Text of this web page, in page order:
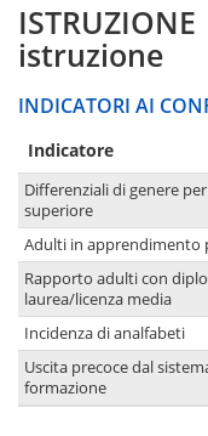
ISTRUZIONE
istruzione
INDICATORI AI
Indicatore
Differenziali di genere
superiore
Adulti in apprendimento
Rapporto adulti con
laurea/licenza media
Incidenza di analfabeti
Uscita precoce dal
formazione